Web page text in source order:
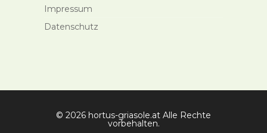
Impressum
Datenschutz
© 2026 hortus-griasole.at Alle Rechte
vorbehalten.